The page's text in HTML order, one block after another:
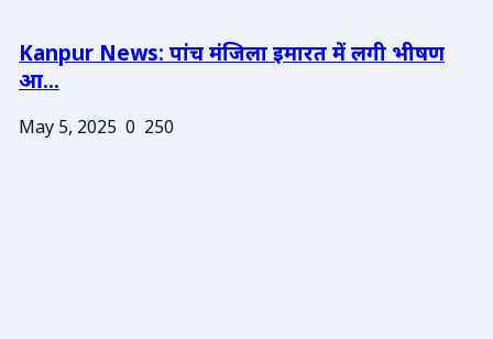
Kanpur News: पांच मंजिला इमारत में लगी भीषण
आ...
May 5, 2025 0 250